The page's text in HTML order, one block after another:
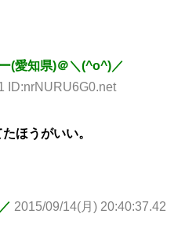
(愛知県)＠＼(^o^)／
ID:nrNURU6G0.net
ほうがいい。
2015/09/14(月) 20:40:37.42